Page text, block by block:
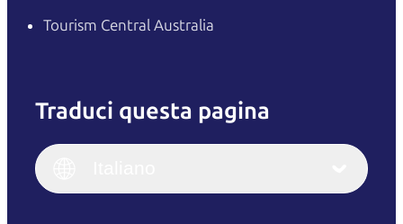
Tourism Central Australia
Traduci questa pagina
Italiano